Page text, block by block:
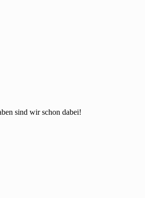
sind wir schon dabei!